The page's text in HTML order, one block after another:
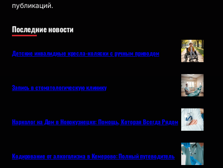
публикаций.
Последние новости
Детские инвалидные кресла-коляски с ручным приводом
Запись в стоматологическую клинику
Нарколог на Дом в Новокузнецке: Помощь, Которая Всегда Рядом
Кодирование от алкоголизма в Кемерово: Полный путеводитель